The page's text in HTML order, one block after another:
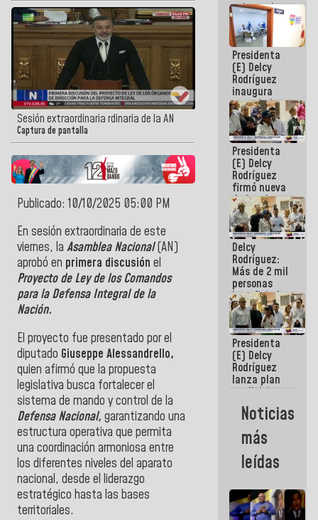
Sesión extraordinaria rdinaria de la AN
Captura de pantalla
Publicado: 10/10/2025 05:00 PM
En sesión extraordinaria de este
viernes, la Asamblea Nacional(AN)
aprobó en primera discusión el
Proyecto de Ley de los Comandos
para la Defensa Integral de la
Nación.
El proyecto fue presentado por el
diputado Giuseppe Alessandrello,
quien afirmó que la propuesta
legislativa busca fortalecer el
sistema de mando y control de la
Defensa Nacional, garantizando una
estructura operativa que permita
una coordinación armoniosa entre
los diferentes niveles del aparato
nacional, desde el liderazgo
estratégico hasta las bases
territoriales.
gobernadores
y alcaldes a
edificar
casas para
abuelos
Presidenta
(E) Delcy
Rodríguez
inaugura
casa de los
Abuelos
Primavera
en Caracas
Presidenta
(E) Delcy
Rodríguez
firmó nueva
de Ley de
Arrendamiento
aprobada
por la AN
Delcy
Rodríguez:
Más de 2 mil
personas
beneficiadas
con planes
para
atención de
emergencia
sísmica en
la última
semana
Presidenta
(E) Delcy
Rodríguez
lanza plan
crediticio
con subsidio
a Juntas de
Condominio
Noticias
más
leídas